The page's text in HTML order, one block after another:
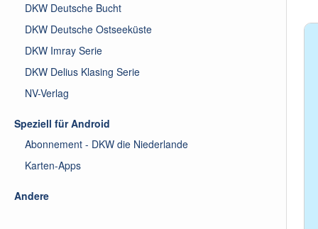
DKW Deutsche Bucht
DKW Deutsche Ostseeküste
DKW Imray Serie
DKW Delius Klasing Serie
NV-Verlag
Speziell für Android
Abonnement - DKW die Niederlande
Karten-Apps
Andere